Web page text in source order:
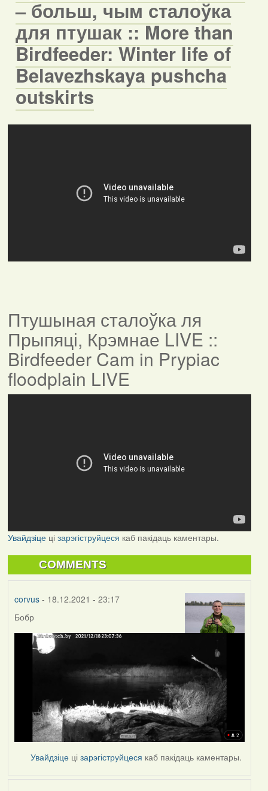
– больш, чым сталоўка
для птушак :: More than
Birdfeeder: Winter life of
Belavezhskaya pushcha
outskirts
Птушыная сталоўка ля
Прыпяці, Крэмнае LIVE ::
Birdfeeder Cam in Prypiac
floodplain LIVE
Увайдзіцеці зарэгіструйцеся каб пакідаць каментары.
COMMENTS
corvus- 18.12.2021 - 23:17
Бобр
Увайдзіце цізарэгіструйцеся каб пакідаць каментары.